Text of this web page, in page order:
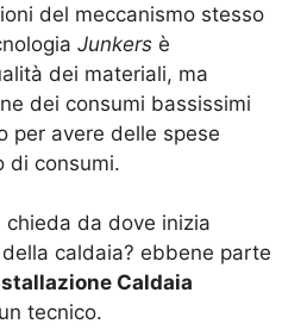
del meccanismo stesso
Junkers è
dei materiali, ma
dei consumi bassissimi
per avere delle spese
di consumi.
da dove inizia
della caldaia? ebbene parte
Caldaia
tecnico.